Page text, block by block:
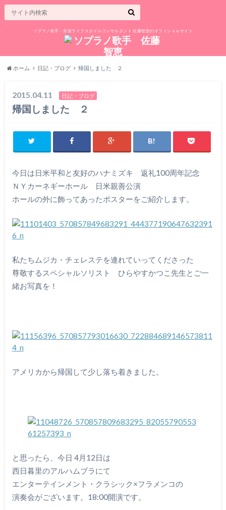
ソプラノ歌手・音楽ライフスタイルコンサルタント 佐藤智恵のオフィシャルサイト
ホーム 日記・ブログ 帰国しました ２
2015.04.11 日記・ブログ
帰国しました ２
今日は日米平和と友好のハナミズキ 返礼100周年記念
ＮＹカーネギーホール 日米親善公演
ホールの外に飾ってあったポスターをご紹介します。
私たちムジカ・チェレステを連れていってくださった
尊敬するスペシャルソリスト ひらやすかつこ先生とご一
緒お写真を！
アメリカから帰国して少し落ち着きました。
と思ったら、今日 4月12日は
西日暮里のアルハムブラにて
エンターテインメント・クラシック×フラメンコの
演奏会がございます。18:00開演です。